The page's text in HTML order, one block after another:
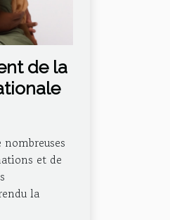
de la
et de
la